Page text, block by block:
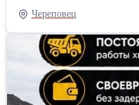
Работа 24/7, большие
по расписанию.
Череповец